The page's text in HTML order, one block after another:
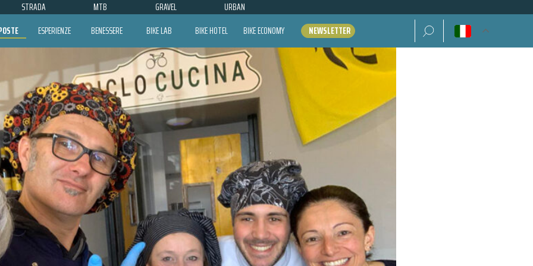
STRADA MTB GRAVEL URBAN
ESPERIENZE BENESSERE BIKE LAB BIKE HOTEL BIKE ECONOMY NEWSLETTER Ricerca per: